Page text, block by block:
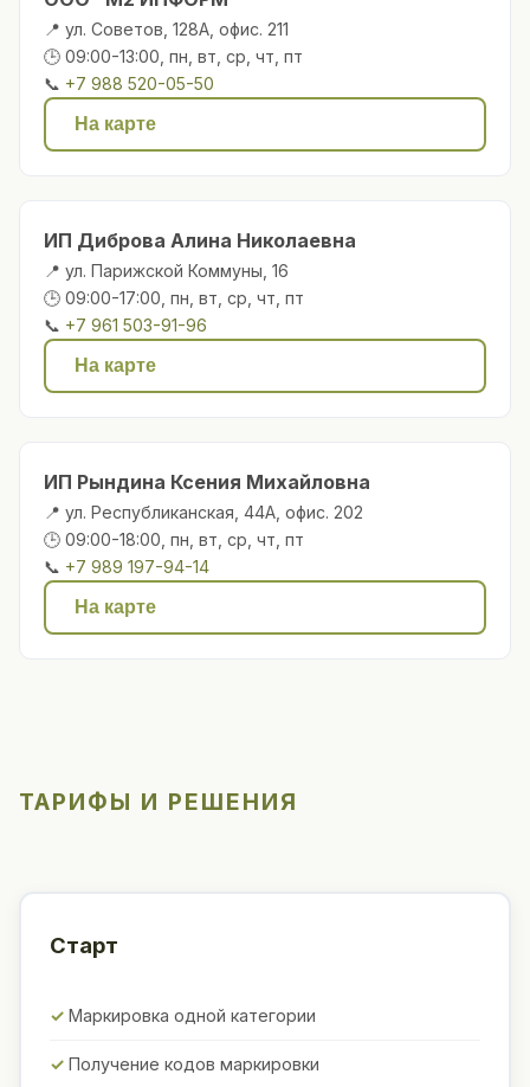
📍 ул. Советов, 128А, офис. 211
🕒 09:00-13:00, пн, вт, ср, чт, пт
📞 +7 988 520-05-50
На карте
ИП Диброва Алина Николаевна
📍 ул. Парижской Коммуны, 16
🕒 09:00-17:00, пн, вт, ср, чт, пт
📞 +7 961 503-91-96
На карте
ИП Рындина Ксения Михайловна
📍 ул. Республиканская, 44А, офис. 202
🕒 09:00-18:00, пн, вт, ср, чт, пт
📞 +7 989 197-94-14
На карте
ТАРИФЫ И РЕШЕНИЯ
Старт
Маркировка одной категории
Получение кодов маркировки